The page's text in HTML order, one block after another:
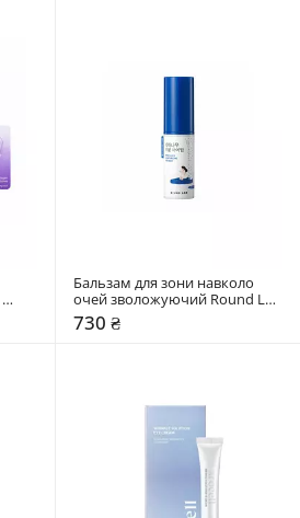
Бальзам для зони навколо
очей зволожуючий Round Lab
10 мл
730 ₴